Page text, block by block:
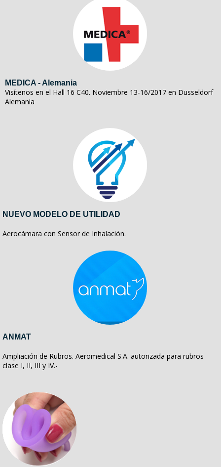
MEDICA - Alemania
Visítenos en el Hall 16 C40. Noviembre 13-16/2017 en Dusseldorf
Alemania
NUEVO MODELO DE UTILIDAD
Aerocámara con Sensor de Inhalación.
ANMAT
Ampliación de Rubros. Aeromedical S.A. autorizada para rubros
clase I, II, III y IV.-